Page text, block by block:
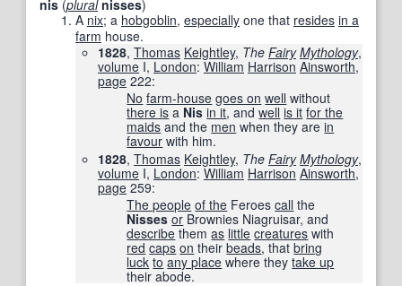
nis (plural nisses)
A nix; a hobgoblin, especially one that resides in a
farm house.
1828, Thomas Keightley, The Fairy Mythology,
volume I, London:William Harrison Ainsworth,
page 222:
No farm-house goes on well without
there is a Nis in it, andwell is it for the
maids and the men when they arein
favour with him.
1828, Thomas Keightley, The Fairy Mythology,
volume I, London:William Harrison Ainsworth,
page 259:
The people of the Feroescall the
Nisses or Brownies Niagruisar, and
describe themas little creatures with
red caps on theirbeads, thatbring
luck to any place where theytake up
their abode.